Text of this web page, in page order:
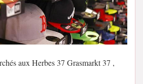
aux Herbes 37 Grasmarkt 37 ,